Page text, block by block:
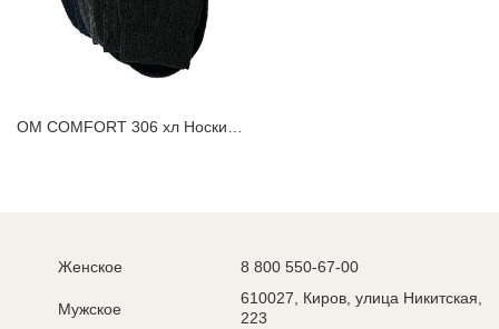
OM COMFORT 306 хл Носки мужские
Женское
Мужское
8 800 550-67-00
610027, Киров, улица Никитская,
223